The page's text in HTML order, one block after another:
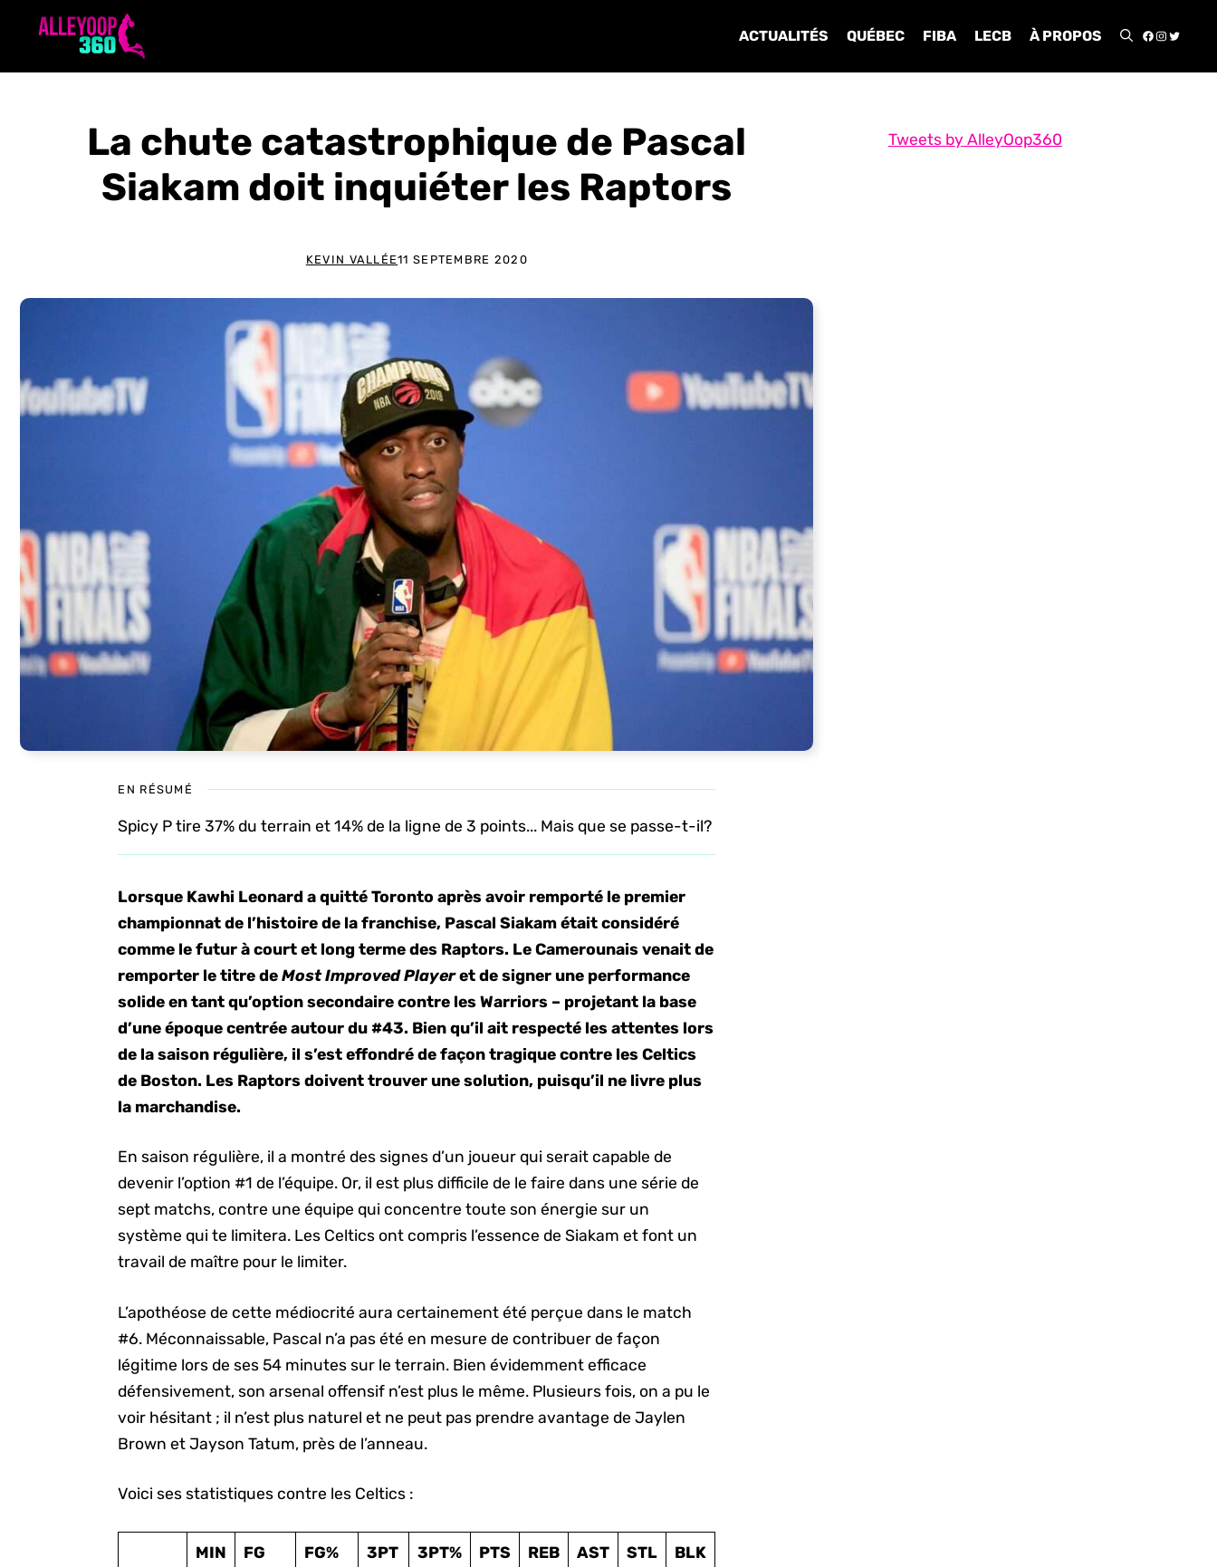
ACTUALITÉS QUÉBEC FIBA LECB À PROPOS
La chute catastrophique de Pascal
Siakam doit inquiéter les Raptors
KEVIN VALLÉE11 SEPTEMBRE 2020
EN RÉSUMÉ
Spicy P tire 37% du terrain et 14% de la ligne de 3 points... Mais que se passe-t-il?
Lorsque Kawhi Leonard a quitté Toronto après avoir remporté le premier
championnat de l’histoire de la franchise, Pascal Siakam était considéré
comme le futur à court et long terme des Raptors. Le Camerounais venait de
remporter le titre deMost Improved Playeret de signer une performance
solide en tant qu’option secondaire contre les Warriors – projetant la base
d’une époque centrée autour du #43. Bien qu’il ait respecté les attentes lors
de la saison régulière, il s’est effondré de façon tragique contre les Celtics
de Boston. Les Raptors doivent trouver une solution, puisqu’il ne livre plus
la marchandise.
En saison régulière, il a montré des signes d’un joueur qui serait capable de
devenir l’option #1 de l’équipe. Or, il est plus difficile de le faire dans une série de
sept matchs, contre une équipe qui concentre toute son énergie sur un
système qui te limitera. Les Celtics ont compris l’essence de Siakam et font un
travail de maître pour le limiter.
L’apothéose de cette médiocrité aura certainement été perçue dans le match
#6. Méconnaissable, Pascal n’a pas été en mesure de contribuer de façon
légitime lors de ses 54 minutes sur le terrain. Bien évidemment efficace
défensivement, son arsenal offensif n’est plus le même. Plusieurs fois, on a pu le
voir hésitant ; il n’est plus naturel et ne peut pas prendre avantage de Jaylen
Brown et Jayson Tatum, près de l’anneau.
Voici ses statistiques contre les Celtics :
MIN FG FG% 3PT 3PT% PTS REB AST STL BLK
Tweets by AlleyOop360